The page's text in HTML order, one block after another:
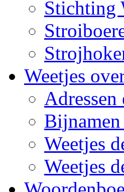
Stichting
Weetjes
Adressen
Weetjes
Weetjes